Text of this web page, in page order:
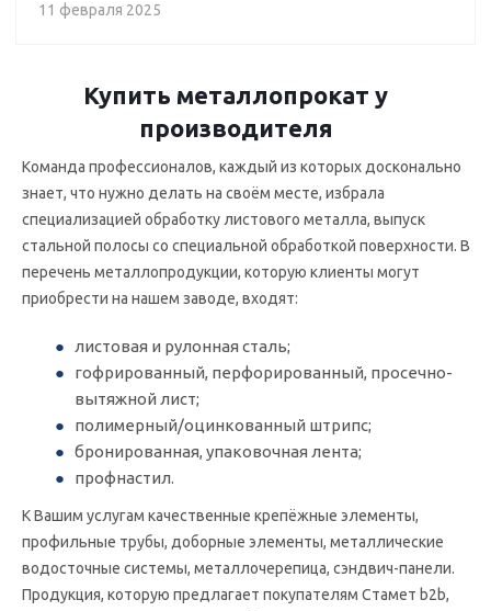
11 февраля 2025
Купить металлопрокат у
производителя
Команда профессионалов, каждый из которых досконально
знает, что нужно делать на своём месте, избрала
специализацией обработку листового металла, выпуск
стальной полосы со специальной обработкой поверхности. В
перечень металлопродукции, которую клиенты могут
приобрести на нашем заводе, входят:
листовая и рулонная сталь;
гофрированный, перфорированный, просечно-
вытяжной лист;
полимерный/оцинкованный штрипс;
бронированная, упаковочная лента;
профнастил.
К Вашим услугам качественные крепёжные элементы,
профильные трубы, доборные элементы, металлические
водосточные системы, металлочерепица, сэндвич-панели.
Продукция, которую предлагает покупателям Стамет b2b,